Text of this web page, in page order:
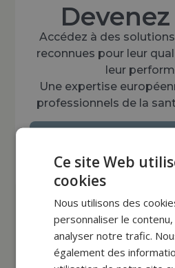
Accédez à des
reconnues pour leur
leur
Une expertise
professionnels de la
Ce site Web
cookies
Nous utilisons des
personnaliser le
analyser notre trafic.
également des